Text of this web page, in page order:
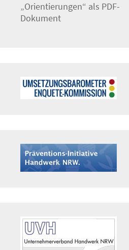
„Orientierungen“ als PDF-
Dokument